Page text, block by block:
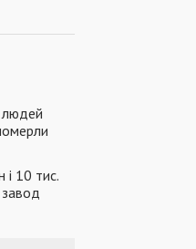
і 10 тис.
завод